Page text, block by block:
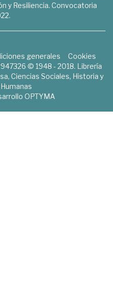
y Resiliencia. Convocatoria
generales
Cookies
© 1948 - 2018. Librería
Ciencias Sociales, Historia y
OPTYMA